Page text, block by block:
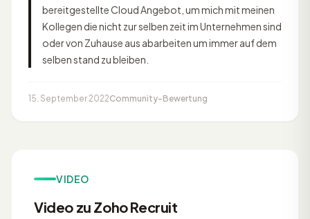
bereitgestellte Cloud Angebot, um mich mit meinen
Kollegen die nicht zur selben zeit im Unternehmen sind
oder von Zuhause aus abarbeiten um immer auf dem
selben stand zu bleiben.
15. September 2022Community-Bewertung
VIDEO
Video zu Zoho Recruit